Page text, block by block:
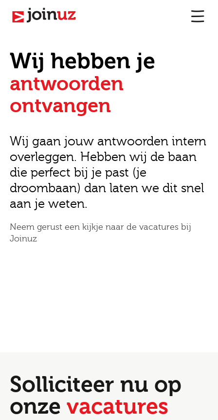
Wij hebben je
antwoorden
ontvangen
Wij gaan jouw antwoorden intern
overleggen. Hebben wij de baan
die perfect bij je past (je
droombaan) dan laten we dit snel
aan je weten.
Neem gerust een kijkje naar de vacatures bij
Joinuz
Solliciteer nu op
onze vacatures